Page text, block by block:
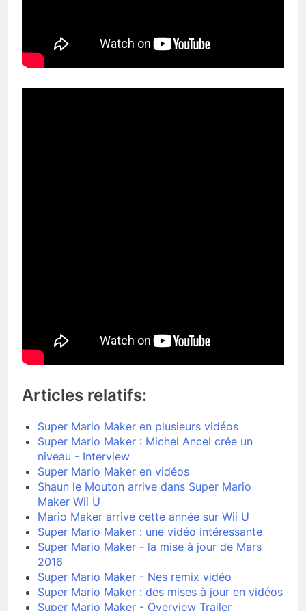
Articles relatifs:
Super Mario Maker en plusieurs vidéos
Super Mario Maker : Michel Ancel crée un
niveau - Interview
Super Mario Maker en vidéos
Shaun le Mouton arrive dans Super Mario
Maker Wii U
Mario Maker arrive cette année sur Wii U
Super Mario Maker : une vidéo intéressante
Super Mario Maker - la mise à jour de Mars
2016
Super Mario Maker - Nes remix vidéo
Super Mario Maker : des mises à jour en vidéos
Super Mario Maker - Overview Trailer